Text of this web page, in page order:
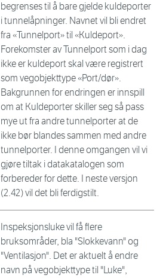
begrenses til å bare gjelde kuldeporter
i tunnelåpninger. Navnet vil bli endret
fra «Tunnelport» til «Kuldeport».
Forekomster av Tunnelport som i dag
ikke er kuldeport skal være registrert
som vegobjekttype «Port/dør».
Bakgrunnen for endringen er innspill
om at Kuldeporter skiller seg så pass
mye ut fra andre tunnelporter at de
ikke bør blandes sammen med andre
tunnelporter. I denne omgangen vil vi
gjøre tiltak i datakatalogen som
forbereder for dette. I neste versjon
(2.42) vil det bli ferdigstilt.
Inspeksjonsluke vil få flere
bruksområder, bla "Slokkevann" og
"Ventilasjon". Det er aktuelt å endre
navn på vegobjekttype til "Luke",